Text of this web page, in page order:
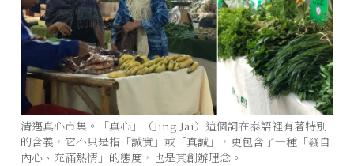
清邁真心市集。「真心」（Jing Jai）這個詞在泰語裡有著特別
的含義，它不只是指「誠實」或「真誠」，更包含了一種「發自
內心、充滿熱情」的態度，也是其創辦理念。